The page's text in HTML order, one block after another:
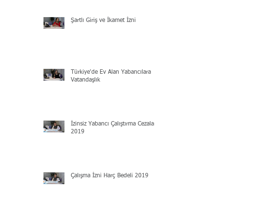
Şartlı Giriş ve İkamet İzni
Türkiye'de Ev Alan Yabancılara
Vatandaşlık
İzinsiz Yabancı Çalıştırma Cezaları
2019
Çalışma İzni Harç Bedeli 2019